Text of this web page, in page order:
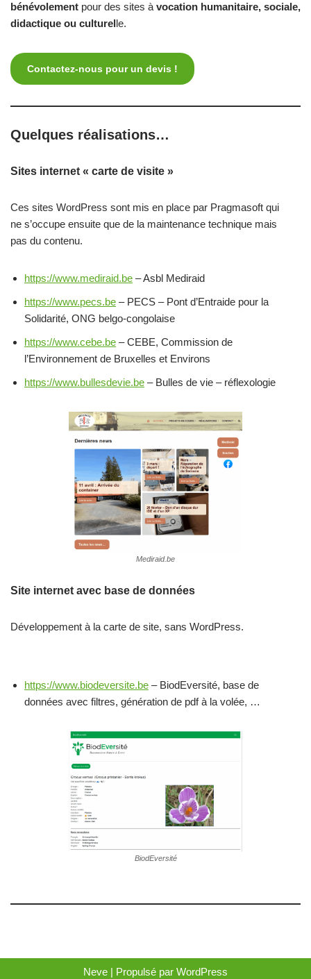
bénévolement pour des sites à vocation humanitaire, sociale,
didactique ou culturelle.
Contactez-nous pour un devis !
Quelques réalisations…
Sites internet « carte de visite »
Ces sites WordPress sont mis en place par Pragmasoft qui
ne s’occupe ensuite que de la maintenance technique mais
pas du contenu.
https://www.mediraid.be – Asbl Mediraid
https://www.pecs.be – PECS – Pont d’Entraide pour la
Solidarité, ONG belgo-congolaise
https://www.cebe.be – CEBE, Commission de
l’Environnement de Bruxelles et Environs
https://www.bullesdevie.be – Bulles de vie – réflexologie
Mediraid.be
Site internet avec base de données
Développement à la carte de site, sans WordPress.
https://www.biodeversite.be – BiodEversité, base de
données avec filtres, génération de pdf à la volée, …
BiodEversité
Neve | Propulsé par WordPress